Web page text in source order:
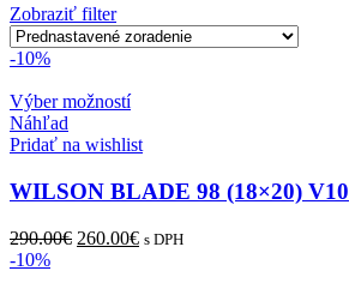
Zobraziť filter
-10%
Výber možnostíTento
má
variantov.
Možnosti
si
môžete
Náhľad
Pridať na wishlist
WILSON BLADE 98 (18×20) V10
290.00€ Pôvodná
260.00€Aktuálna
s DPH
-10%